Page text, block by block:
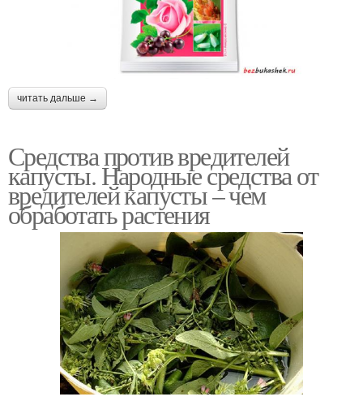
читать дальше →
Средства против вредителей
капусты. Народные средства от
вредителей капусты – чем
обработать растения